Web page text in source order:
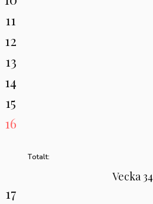
11
12
13
14
15
16
Totalt:
Vecka 34
17